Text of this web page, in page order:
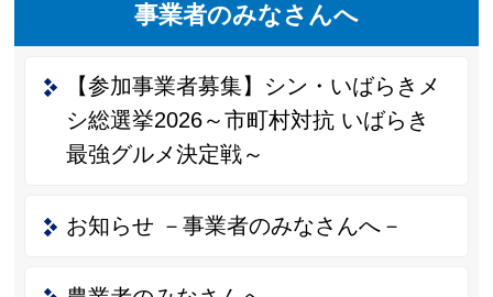
事業者のみなさんへ
【参加事業者募集】シン・いばらきメ
シ総選挙2026～市町村対抗 いばらき
最強グルメ決定戦～
お知らせ －事業者のみなさんへ－